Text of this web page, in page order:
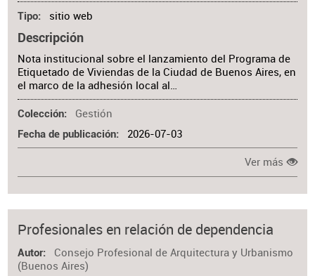
Tipo sitio web
Descripción
Nota institucional sobre el lanzamiento del Programa de
Etiquetado de Viviendas de la Ciudad de Buenos Aires, en
el marco de la adhesión local al…
Colección Gestión
Fecha de publicación 2026-07-03
Ver más
Profesionales en relación de dependencia
Autor
Consejo Profesional de Arquitectura y Urbanismo
(Buenos Aires)